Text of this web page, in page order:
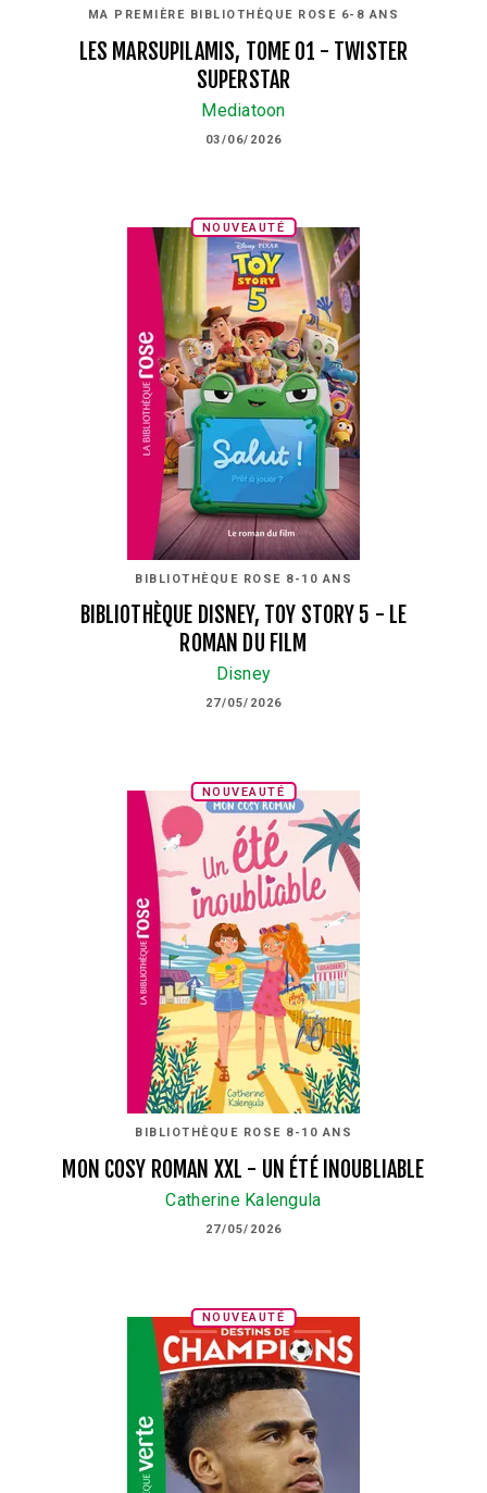
MA PREMIÈRE BIBLIOTHÈQUE ROSE 6-8 ANS
LES MARSUPILAMIS, TOME 01 - TWISTER
SUPERSTAR
Mediatoon
03/06/2026
NOUVEAUTÉ
BIBLIOTHÈQUE ROSE 8-10 ANS
BIBLIOTHÈQUE DISNEY, TOY STORY 5 - LE
ROMAN DU FILM
Disney
27/05/2026
NOUVEAUTÉ
BIBLIOTHÈQUE ROSE 8-10 ANS
MON COSY ROMAN XXL - UN ÉTÉ INOUBLIABLE
Catherine Kalengula
27/05/2026
NOUVEAUTÉ